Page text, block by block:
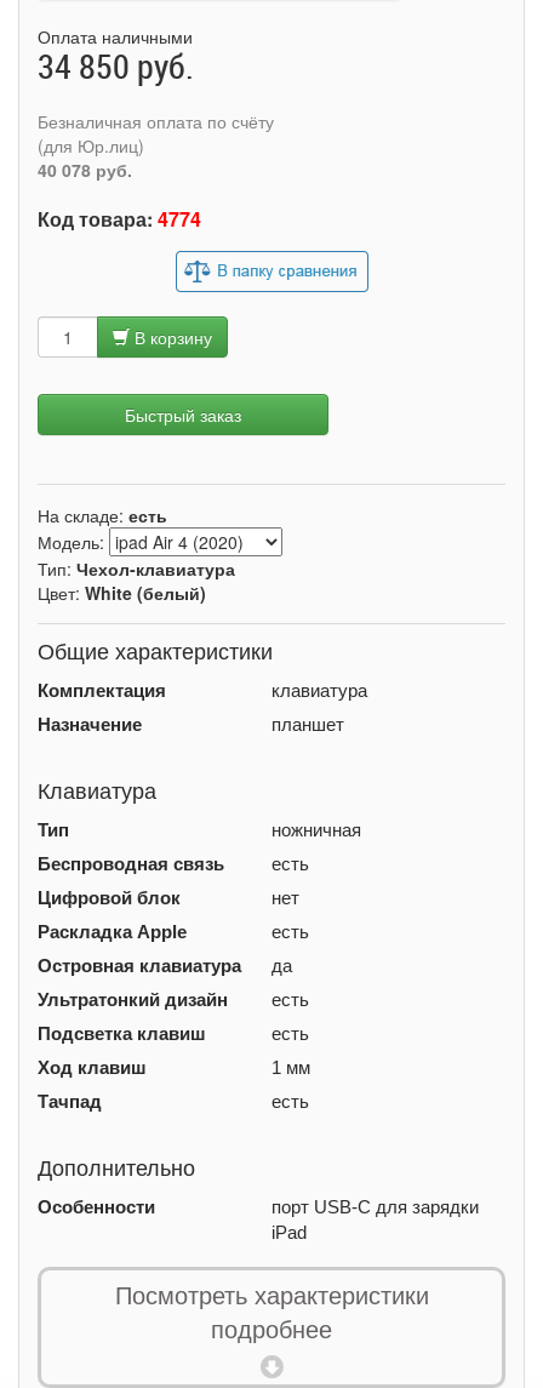
Оплата наличными
34 850 руб.
Безналичная оплата по счёту
(для Юр.лиц)
40 078 руб.
Код товара: 4774
В корзину
Быстрый заказ
На складе: есть
Модель:
Тип: Чехол-клавиатура
Цвет: White (белый)
Общие характеристики
Комплектация
клавиатура
Назначение
планшет
Клавиатура
Тип
ножничная
Беспроводная связь
есть
Цифровой блок
нет
Раскладка Apple
есть
Островная клавиатура
да
Ультратонкий дизайн
есть
Подсветка клавиш
есть
Ход клавиш
1 мм
Тачпад
есть
Дополнительно
Особенности
порт USB‑C для зарядки
iPad
Гарантийный срок
365 дн.
Посмотреть характеристики
подробнее